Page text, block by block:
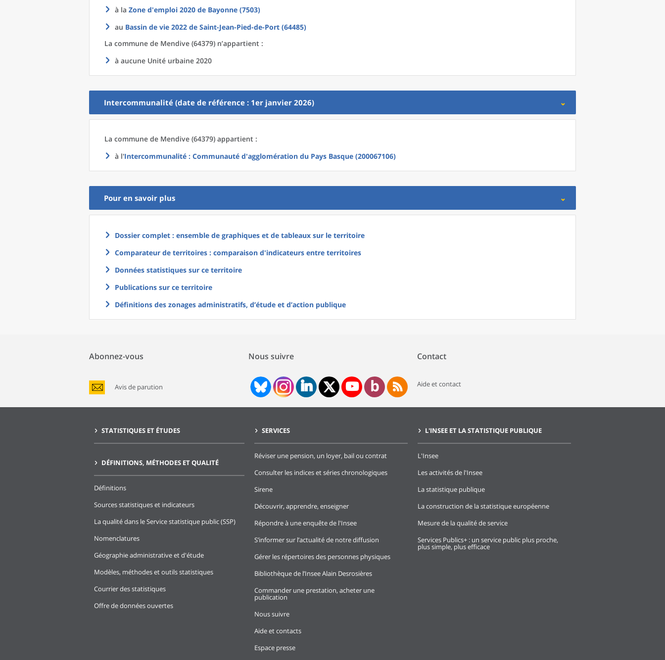
à la Zone d'emploi 2020 de Bayonne (7503)
au Bassin de vie 2022 de Saint-Jean-Pied-de-Port (64485)
La commune de Mendive (64379) n’appartient :
à aucune Unité urbaine 2020
Intercommunalité (date de référence : 1er janvier 2026)
La commune de Mendive (64379) appartient :
à l'Intercommunalité : Communauté d'agglomération du Pays Basque (200067106)
Pour en savoir plus
Dossier complet : ensemble de graphiques et de tableaux sur le territoire
Comparateur de territoires : comparaison d'indicateurs entre territoires
Données statistiques sur ce territoire
Publications sur ce territoire
Définitions des zonages administratifs, d’étude et d’action publique
Abonnez-vous
Avis de parution
Nous suivre Contact
Aide et contact
STATISTIQUES ET ÉTUDES
DÉFINITIONS, MÉTHODES ET QUALITÉ
Définitions
Sources statistiques et indicateurs
La qualité dans le Service statistique public (SSP)
Nomenclatures
Géographie administrative et d'étude
Modèles, méthodes et outils statistiques
Courrier des statistiques
Offre de données ouvertes
SERVICES
Réviser une pension, un loyer, bail ou contrat
Consulter les indices et séries chronologiques
Sirene
Découvrir, apprendre, enseigner
Répondre à une enquête de l'Insee
S’informer sur l’actualité de notre diffusion
Gérer les répertoires des personnes physiques
Bibliothèque de l’Insee Alain Desrosières
Commander une prestation, acheter une
publication
Nous suivre
Aide et contacts
Espace presse
L'INSEE ET LA STATISTIQUE PUBLIQUE
L'Insee
Les activités de l'Insee
La statistique publique
La construction de la statistique européenne
Mesure de la qualité de service
Services Publics+ : un service public plus proche,
plus simple, plus efficace